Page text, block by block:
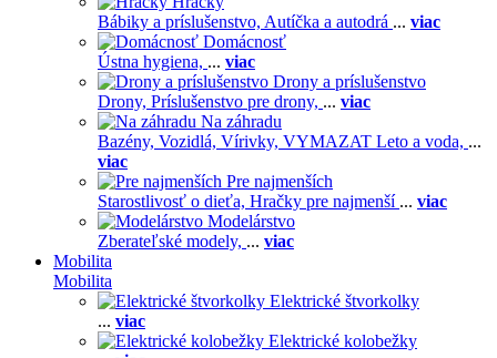
Bábiky a príslušenstvo, Autíčka a autodrá ... viac
Domácnosť
Ústna hygiena, ... viac
Drony a príslušenstvo
Drony, Príslušenstvo pre drony, ... viac
Na záhradu
Bazény, Vozidlá, Vírivky, VYMAZAT Leto a voda, ...
viac
Pre najmenších
Starostlivosť o dieťa, Hračky pre najmenší ... viac
Modelárstvo
Zberateľské modely, ... viac
Mobilita
Mobilita
Elektrické štvorkolky
... viac
Elektrické kolobežky